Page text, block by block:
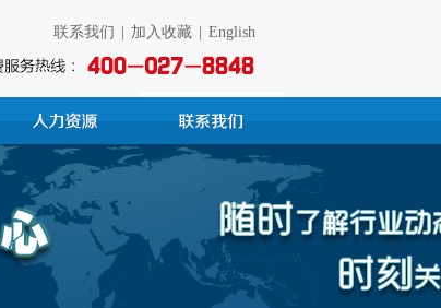
联系我们 加入收藏 English